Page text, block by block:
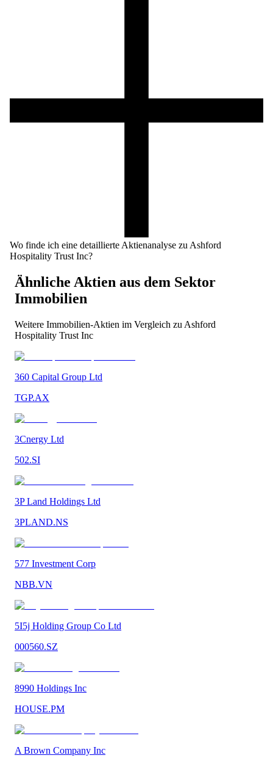
Wo finde ich eine detaillierte Aktienanalyse zu Ashford
Hospitality Trust Inc?
Ähnliche Aktien aus dem Sektor
Immobilien
Weitere Immobilien-Aktien im Vergleich zu Ashford
Hospitality Trust Inc
360 Capital Group Ltd
TGP.AX
3Cnergy Ltd
502.SI
3P Land Holdings Ltd
3PLAND.NS
577 Investment Corp
NBB.VN
5I5j Holding Group Co Ltd
000560.SZ
8990 Holdings Inc
HOUSE.PM
A Brown Company Inc